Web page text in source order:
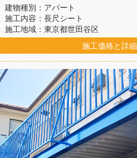
建物種別：アパート
施工内容：長尺シート
施工地域：東京都世田谷区
施工価格と詳細